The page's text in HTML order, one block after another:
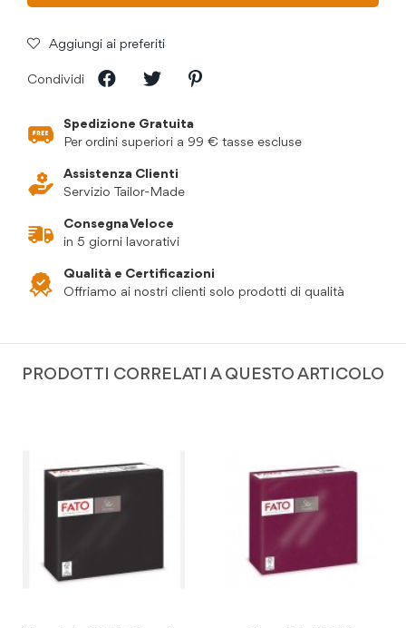
Aggiungi ai preferiti
Condividi
Spedizione Gratuita
Per ordini superiori a 99 € tasse escluse
Assistenza Clienti
Servizio Tailor-Made
Consegna Veloce
in 5 giorni lavorativi
Qualità e Certificazioni
Offriamo ai nostri clienti solo prodotti di qualità
PRODOTTI CORRELATI A QUESTO ARTICOLO